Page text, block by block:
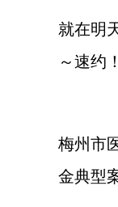
就在明
～速约！
梅州市
金典型